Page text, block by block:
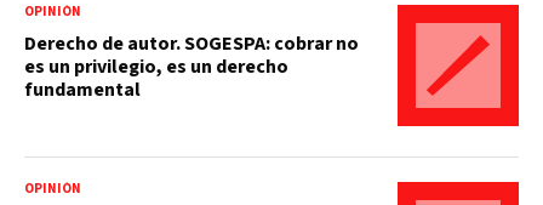
OPINIÓN
Derecho de autor. SOGESPA: cobrar no
es un privilegio, es un derecho
fundamental
OPINIÓN